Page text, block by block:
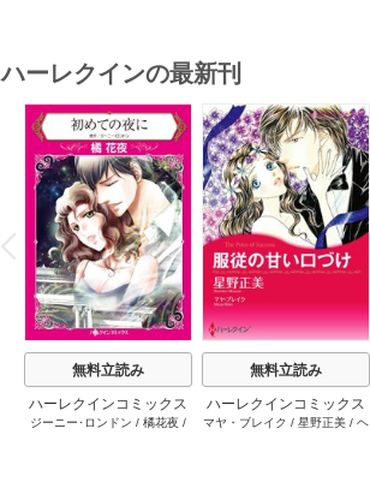
ハーレクインの最新刊
P
r
e
i
o
u
s
無料立読み
ハーレクインコミックス
セット 2026年 vol.1064
ジーニー･ロンドン / 橘花夜 /
無料立読み
ハーレクインコミックス
セット 2026年 vol.1002
マヤ・ブレイク / 星野正美 / ヘ